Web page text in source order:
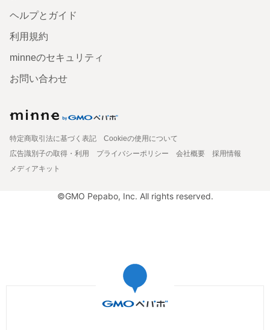
ヘルプとガイド
利用規約
minneのセキュリティ
お問い合わせ
特定商取引法に基づく表記
Cookieの使用について
広告識別子の取得・利用
プライバシーポリシー 会社概要
採用情報
メディアキット
©GMO Pepabo, Inc. All rights reserved.